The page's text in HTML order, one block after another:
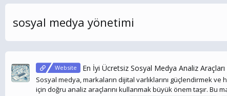
sosyal medya yönetimi
Website En İyi Ücretsiz Sosyal Medya Analiz
Sosyal medya, markaların dijital varlıklarını güçlendirmek
için doğru analiz araçlarını kullanmak büyük önem taşır. Bu